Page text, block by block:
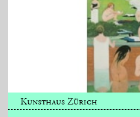
Kunsthaus Zürich